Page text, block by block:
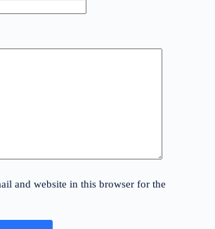
and website in this browser for the